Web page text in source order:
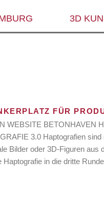
3D
FÜR
WEBSITE BETONHAVEN
3.0 Haptografien
Bilder oder 3D-Figuren aus
Haptografie in die dritte